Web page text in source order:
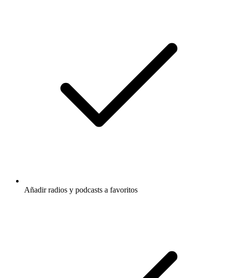
Añadir radios y podcasts a favoritos